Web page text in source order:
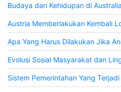
Budaya dan Kehidupan di
Austria Memberlakukan Kembali
Apa Yang Harus Dilakukan Jika
Evolusi Sosial Masyarakat dan
Sistem Pemerintahan Yang